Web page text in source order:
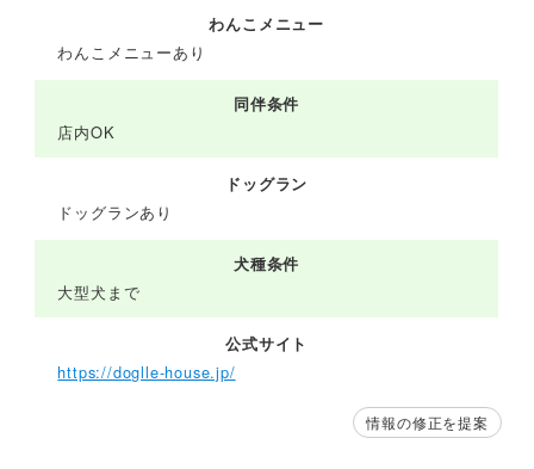
わんこメニュー
わんこメニューあり
同伴条件
店内OK
ドッグラン
ドッグランあり
犬種条件
大型犬まで
公式サイト
https://doglle-house.jp/
情報の修正を提案